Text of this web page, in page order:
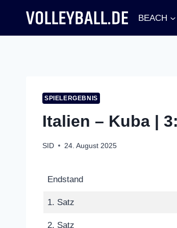
springen
BEACH
SPIELERGEBNIS
Italien – Kuba |
SID 24. August 2025
Endstand
1. Satz
2. Satz